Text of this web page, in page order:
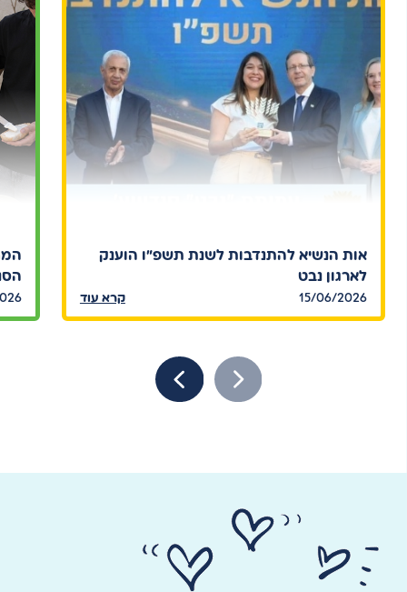
אות הנשיא להתנדבות לשנת תשפ"ו הוענק
לארגון נבט
15/06/2026 קרא עוד